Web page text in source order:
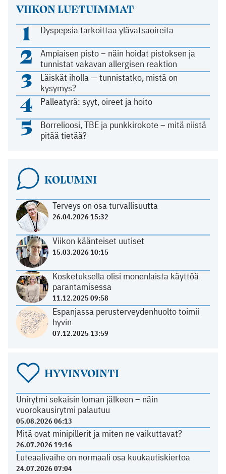
VIIKON LUETUIMMAT
1 Dyspepsia tarkoittaa ylävatsaoireita
2
Ampiaisen pisto – näin hoidat pistoksen ja
tunnistat vakavan allergisen reaktion
3
Läiskät iholla — tunnistatko, mistä on
kysymys?
4 Palleatyrä: syyt, oireet ja hoito
5
Borrelioosi, TBE ja punkkirokote – mitä niistä
pitää tietää?
KOLUMNI
Terveys on osa turvallisuutta
26.04.2026 15:32
Viikon käänteiset uutiset
15.03.2026 10:15
Kosketuksella olisi monenlaista käyttöä
parantamisessa
11.12.2025 09:58
Espanjassa perusterveydenhuolto toimii
hyvin
07.12.2025 13:59
HYVINVOINTI
Unirytmi sekaisin loman jälkeen – näin
vuorokausirytmi palautuu
05.08.2026 06:13
Mitä ovat minipillerit ja miten ne vaikuttavat?
26.07.2026 19:16
Luteaalivaihe on normaali osa kuukautiskiertoa
24.07.2026 07:04